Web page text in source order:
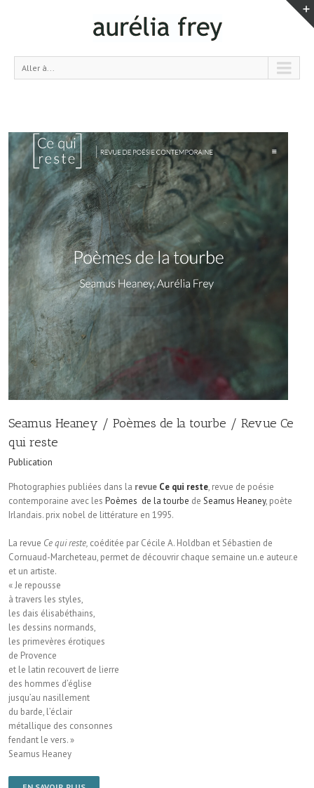
Aller à...
Seamus Heaney / Poèmes de la tourbe / Revue Ce
qui reste
Publication
Photographies publiées dans la revue Ce qui reste, revue de poésie
contemporaine avec les Poèmes de la tourbe de Seamus Heaney, poète
Irlandais. prix nobel de littérature en 1995.
La revue Ce qui reste, coéditée par Cécile A. Holdban et Sébastien de
Cornuaud-Marcheteau, permet de découvrir chaque semaine un.e auteur.e
et un artiste.
«Je repousse
à travers les styles,
les dais élisabéthains,
les dessins normands,
les primevères érotiques
de Provence
et le latin recouvert de lierre
des hommes d’église
jusqu’au nasillement
du barde, l’éclair
métallique des consonnes
fendant le vers. »
Seamus Heaney